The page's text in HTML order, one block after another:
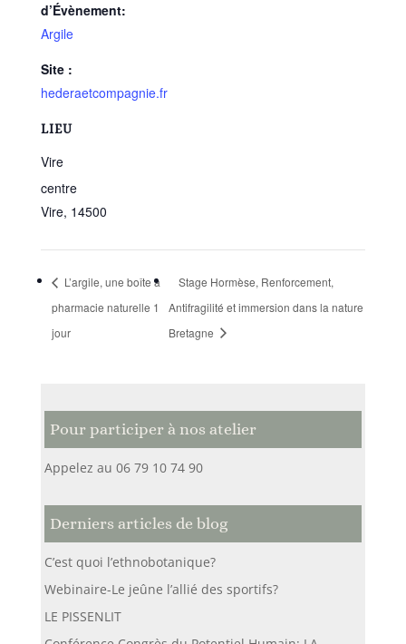
d’Évènement:
Argile
Site :
hederaetcompagnie.fr
LIEU
Vire
centre
Vire, 14500
L’argile, une boîte à
pharmacie naturelle 1
jour
Stage Hormèse, Renforcement,
Antifragilité et immersion dans la nature
Bretagne
Pour participer à nos atelier
Appelez au 06 79 10 74 90
Derniers articles de blog
C’est quoi l’ethnobotanique?
Webinaire-Le jeûne l’allié des sportifs?
LE PISSENLIT